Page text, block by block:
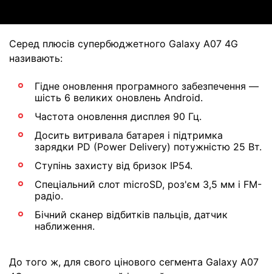
Серед плюсів супербюджетного Galaxy A07 4G
називають:
Гідне оновлення програмного забезпечення —
шість 6 великих оновлень Android.
Частота оновлення дисплея 90 Гц.
Досить витривала батарея і підтримка
зарядки PD (Power Delivery) потужністю 25 Вт.
Ступінь захисту від бризок IP54.
Спеціальний слот microSD, роз'єм 3,5 мм і FM-
радіо.
Бічний сканер відбитків пальців, датчик
наближення.
До того ж, для свого цінового сегмента Galaxy A07